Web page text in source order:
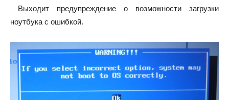
Выходит предупреждение о возможности загрузки
ноутбука с ошибкой.